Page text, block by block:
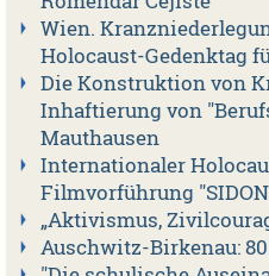
Wien.
Holocaust-Gedenktag
Die Konstruktion von
Inhaftierung von
Mauthausen
Internationaler
Filmvorführung
„Aktivismus,
Auschwitz-Birkenau: